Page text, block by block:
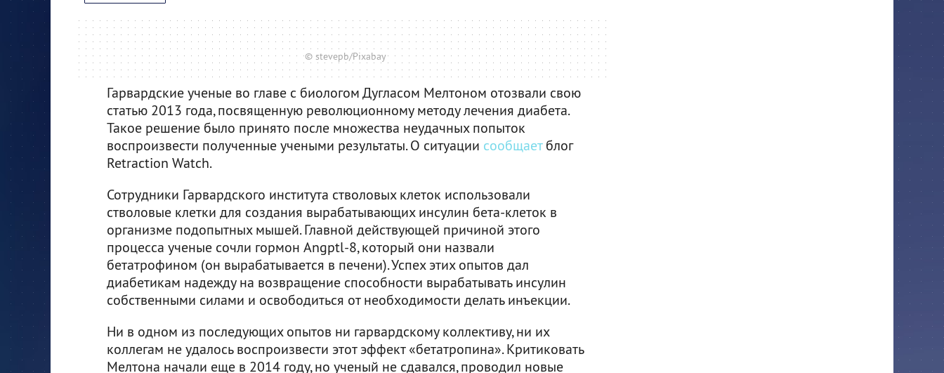
© stevepb/Pixabay
Гарвардские ученые во главе с биологом Дугласом Мелтоном отозвали свою
статью 2013 года, посвященную революционному методу лечения диабета.
Такое решение было принято после множества неудачных попыток
воспроизвести полученные учеными результаты. О ситуации сообщаетблог
Retraction Watch.
Сотрудники Гарвардского института стволовых клеток использовали
стволовые клетки для создания вырабатывающих инсулин бета-клеток в
организме подопытных мышей. Главной действующей причиной этого
процесса ученые сочли гормон Angptl-8, который они назвали
бетатрофином (он вырабатывается в печени). Успех этих опытов дал
диабетикам надежду на возвращение способности вырабатывать инсулин
собственными силами и освободиться от необходимости делать инъекции.
Ни в одном из последующих опытов ни гарвардскому коллективу, ни их
коллегам не удалось воспроизвести этот эффект «бетатропина». Критиковать
Мелтона начали еще в 2014 году, но ученый не сдавался, проводил новые